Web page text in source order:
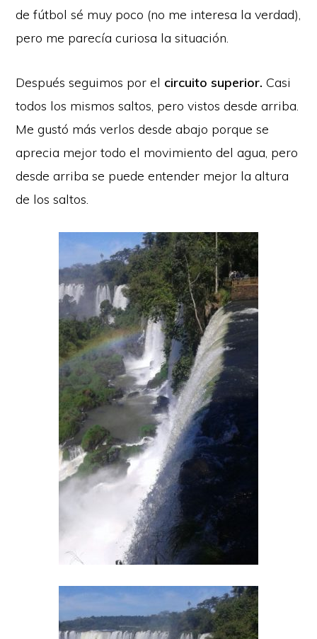
de fútbol sé muy poco (no me interesa la verdad),
pero me parecía curiosa la situación.
Después seguimos por el circuito superior. Casi
todos los mismos saltos, pero vistos desde arriba.
Me gustó más verlos desde abajo porque se
aprecia mejor todo el movimiento del agua, pero
desde arriba se puede entender mejor la altura
de los saltos.